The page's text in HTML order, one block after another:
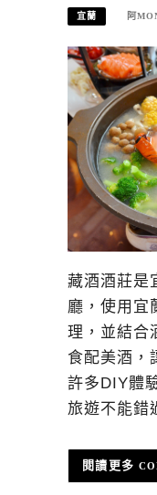
宜蘭 阿
藏酒酒莊是
廳，使用宜
理，並結合
食配美酒，
許多DIY體
旅遊不能錯